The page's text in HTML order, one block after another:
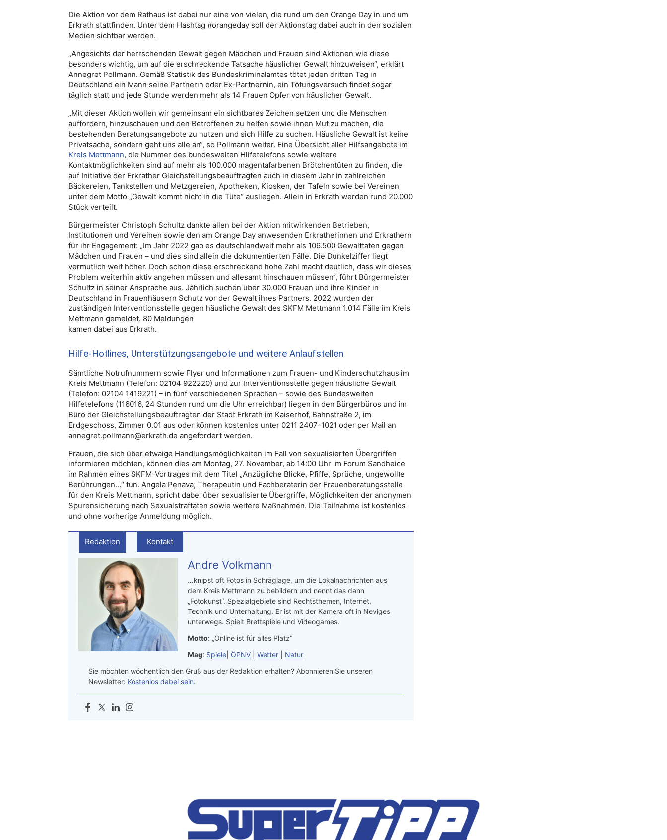
Die Aktion vor dem Rathaus ist dabei nur eine von vielen, die rund um den Orange Day in und um
Erkrath stattfinden. Unter dem Hashtag #orangeday soll der Aktionstag dabei auch in den sozialen
Medien sichtbar werden.
„Angesichts der herrschenden Gewalt gegen Mädchen und Frauen sind Aktionen wie diese
besonders wichtig, um auf die erschreckende Tatsache häuslicher Gewalt hinzuweisen“, erklärt
Annegret Pollmann. Gemäß Statistik des Bundeskriminalamtes tötet jeden dritten Tag in
Deutschland ein Mann seine Partnerin oder Ex-Partnernin, ein Tötungsversuch findet sogar
täglich statt und jede Stunde werden mehr als 14 Frauen Opfer von häuslicher Gewalt.
„Mit dieser Aktion wollen wir gemeinsam ein sichtbares Zeichen setzen und die Menschen
auffordern, hinzuschauen und den Betroffenen zu helfen sowie ihnen Mut zu machen, die
bestehenden Beratungsangebote zu nutzen und sich Hilfe zu suchen. Häusliche Gewalt ist keine
Privatsache, sondern geht uns alle an“, so Pollmann weiter. Eine Übersicht aller Hilfsangebote im
Kreis Mettmann, die Nummer des bundesweiten Hilfetelefons sowie weitere
Kontaktmöglichkeiten sind auf mehr als 100.000 magentafarbenen Brötchentüten zu finden, die
auf Initiative der Erkrather Gleichstellungsbeauftragten auch in diesem Jahr in zahlreichen
Bäckereien, Tankstellen und Metzgereien, Apotheken, Kiosken, der Tafeln sowie bei Vereinen
unter dem Motto „Gewalt kommt nicht in die Tüte“ ausliegen. Allein in Erkrath werden rund 20.000
Stück verteilt.
Bürgermeister Christoph Schultz dankte allen bei der Aktion mitwirkenden Betrieben,
Institutionen und Vereinen sowie den am Orange Day anwesenden Erkratherinnen und Erkrathern
für ihr Engagement: „Im Jahr 2022 gab es deutschlandweit mehr als 106.500 Gewalttaten gegen
Mädchen und Frauen – und dies sind allein die dokumentierten Fälle. Die Dunkelziffer liegt
vermutlich weit höher. Doch schon diese erschreckend hohe Zahl macht deutlich, dass wir dieses
Problem weiterhin aktiv angehen müssen und allesamt hinschauen müssen“, führt Bürgermeister
Schultz in seiner Ansprache aus. Jährlich suchen über 30.000 Frauen und ihre Kinder in
Deutschland in Frauenhäusern Schutz vor der Gewalt ihres Partners. 2022 wurden der
zuständigen Interventionsstelle gegen häusliche Gewalt des SKFM Mettmann 1.014 Fälle im Kreis
Mettmann gemeldet. 80 Meldungen
kamen dabei aus Erkrath.
Hilfe-Hotlines, Unterstützungsangebote und weitere Anlaufstellen
Sämtliche Notrufnummern sowie Flyer und Informationen zum Frauen- und Kinderschutzhaus im
Kreis Mettmann (Telefon: 02104 922220) und zur Interventionsstelle gegen häusliche Gewalt
(Telefon: 02104 1419221) – in fünf verschiedenen Sprachen – sowie des Bundesweiten
Hilfetelefons (116016, 24 Stunden rund um die Uhr erreichbar) liegen in den Bürgerbüros und im
Büro der Gleichstellungsbeauftragten der Stadt Erkrath im Kaiserhof, Bahnstraße 2, im
Erdgeschoss, Zimmer 0.01 aus oder können kostenlos unter 0211 2407-1021 oder per Mail an
annegret.pollmann@erkrath.de angefordert werden.
Frauen, die sich über etwaige Handlungsmöglichkeiten im Fall von sexualisierten Übergriffen
informieren möchten, können dies am Montag, 27. November, ab 14:00 Uhr im Forum Sandheide
im Rahmen eines SKFM-Vortrages mit dem Titel „Anzügliche Blicke, Pfiffe, Sprüche, ungewollte
Berührungen…“ tun. Angela Penava, Therapeutin und Fachberaterin der Frauenberatungsstelle
für den Kreis Mettmann, spricht dabei über sexualisierte Übergriffe, Möglichkeiten der anonymen
Spurensicherung nach Sexualstraftaten sowie weitere Maßnahmen. Die Teilnahme ist kostenlos
und ohne vorherige Anmeldung möglich.
Redaktion Kontakt
Andre Volkmann
…knipst oft Fotos in Schräglage, um die Lokalnachrichten aus
dem Kreis Mettmann zu bebildern und nennt das dann
„Fotokunst“. Spezialgebiete sind Rechtsthemen, Internet,
Technik und Unterhaltung. Er ist mit der Kamera oft in Neviges
unterwegs. Spielt Brettspiele und Videogames.
Motto: „Online ist für alles Platz“
Mag: Spiele ÖPNV Wetter
Natur
Sie möchten wöchentlich den Gruß aus der Redaktion erhalten? Abonnieren Sie unseren
Newsletter: Kostenlos dabei sein.